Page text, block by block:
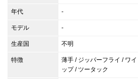
年代 -
モデル -
生産国 不明
特徴
薄手 / ジッパーフライ / ワ
ップ / ツータック